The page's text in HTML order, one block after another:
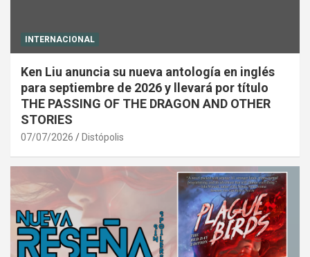
INTERNACIONAL
Ken Liu anuncia su nueva antología en inglés
para septiembre de 2026 y llevará por título
THE PASSING OF THE DRAGON AND OTHER
STORIES
07/07/2026 Distópolis